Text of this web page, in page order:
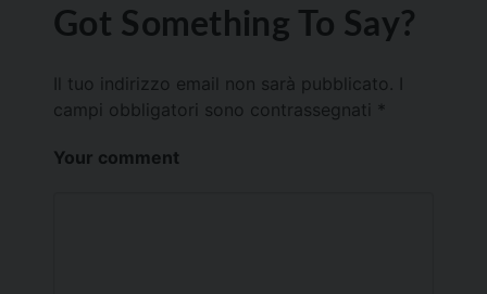
Got Something To Say?
Il tuo indirizzo email non sarà pubblicato.
campi obbligatori sono contrassegnati *
Your comment